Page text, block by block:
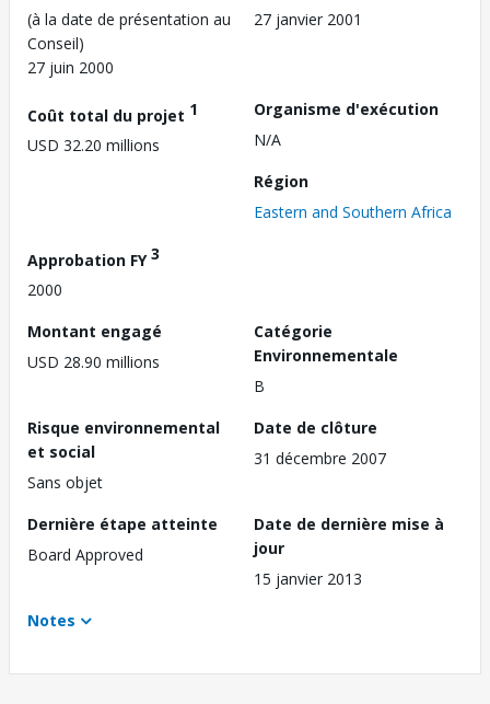
(à la date de présentation au
Conseil)
27 juin 2000
27 janvier 2001
Coût total du projet 1
USD 32.20 millions
Organisme d'exécution
N/A
Région
Eastern and Southern Africa
Approbation FY3
2000
Montant engagé
USD 28.90 millions
Catégorie
Environnementale
B
Risque environnemental
et social
Sans objet
Date de clôture
31 décembre 2007
Dernière étape atteinte
Board Approved
Date de dernière mise à
jour
15 janvier 2013
Notes